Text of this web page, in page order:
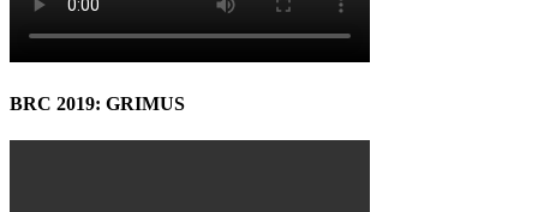
BRC 2019: GRIMUS